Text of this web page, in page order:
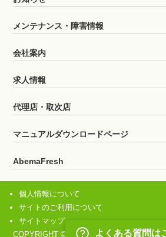
メンテナンス・障害情報
会社案内
求人情報
代理店・取次店
マニュアルダウンロードページ
AbemaFresh
個人情報について
サイトのご利用について
サイトマップ
COPYRIGHT © HitnetTV All rights reserved.